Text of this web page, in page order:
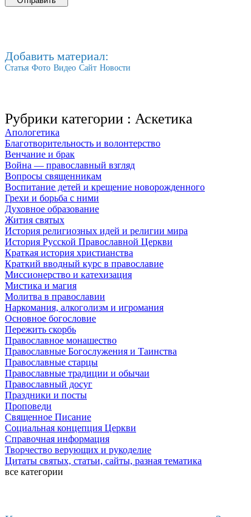
Добавить материал:
Статья Фото Видео Сайт Новости
Рубрики категории : Аскетика
Апологетика
Благотворительность и волонтерство
Венчание и брак
Война — православный взгляд
Вопросы священникам
Воспитание детей и крещение новорожденного
Грехи и борьба с ними
Духовное образование
Жития святых
История религиозных идей и религии мира
История Русской Православной Церкви
Краткая история христианства
Краткий вводный курс в православие
Миссионерство и катехизация
Мистика и магия
Молитва в православии
Наркомания, алкоголизм и игромания
Основное богословие
Пережить скорбь
Православное монашество
Православные Богослужения и Таинства
Православные старцы
Православные традиции и обычаи
Православный досуг
Праздники и посты
Проповеди
Священное Писание
Социальная концепция Церкви
Справочная информация
Творчество верующих и рукоделие
Цитаты святых, статьи, сайты, разная тематика
все категории